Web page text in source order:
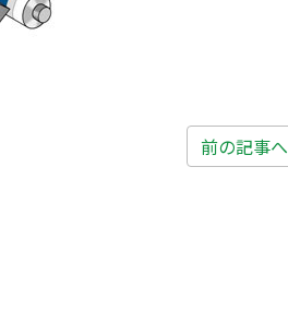
前の記事へ